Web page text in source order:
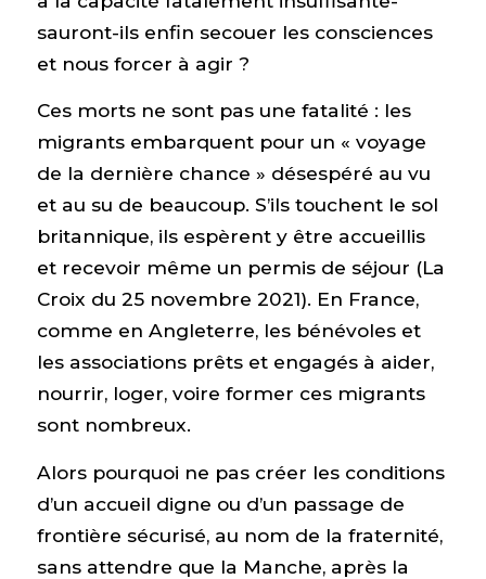
sauront-ils enfin secouer les consciences
et nous forcer à agir ?
Ces morts ne sont pas une fatalité : les
migrants embarquent pour un « voyage
de la dernière chance » désespéré au vu
et au su de beaucoup. S’ils touchent le sol
britannique, ils espèrent y être accueillis
et recevoir même un permis de séjour (La
Croix du 25 novembre 2021). En France,
comme en Angleterre, les bénévoles et
les associations prêts et engagés à aider,
nourrir, loger, voire former ces migrants
sont nombreux.
Alors pourquoi ne pas créer les conditions
d’un accueil digne ou d’un passage de
frontière sécurisé, au nom de la fraternité,
sans attendre que la Manche, après la